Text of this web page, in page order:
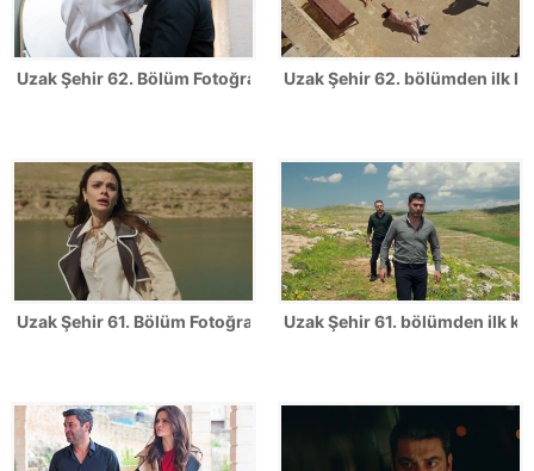
Uzak Şehir 62. Bölüm FotoğraflarıUzak Şehir 62. bölümden ilk
Uzak Şehir 61. Bölüm Fotoğrafları Uzak Şehir 61. bölümden ilk